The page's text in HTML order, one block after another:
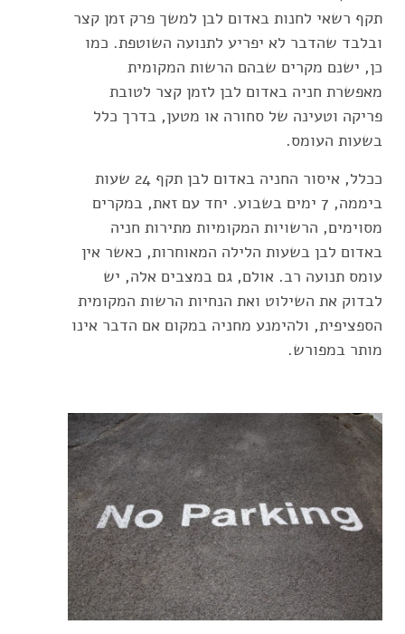
תקף רשאי לחנות באדום לבן למשך פרק זמן קצר
ובלבד שהדבר לא יפריע לתנועה השוטפת. כמו
כן, ישנם מקרים שבהם הרשות המקומית
מאפשרת חניה באדום לבן לזמן קצר לטובת
פריקה וטעינה של סחורה או מטען, בדרך כלל
בשעות העומס.
ככלל, איסור החניה באדום לבן תקף 24 שעות
ביממה, 7 ימים בשבוע. יחד עם זאת, במקרים
מסוימים, הרשויות המקומיות מתירות חניה
באדום לבן בשעות הלילה המאוחרות, כאשר אין
עומס תנועה רב. אולם, גם במצבים אלה, יש
לבדוק את השילוט ואת הנחיות הרשות המקומית
הספציפית, ולהימנע מחניה במקום אם הדבר אינו
מותר במפורש.